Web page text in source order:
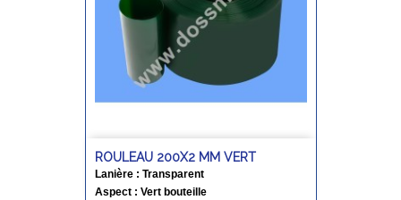
ROULEAU 200X2 MM VERT
Lanière : Transparent
Aspect : Vert bouteille